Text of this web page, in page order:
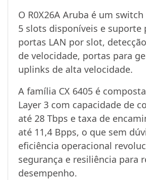
O R0X26A Aruba é um
5 slots disponíveis e suporte
portas LAN por slot,
de velocidade, portas para
uplinks de alta velocidade.
A família CX 6405 é
Layer 3 com capacidade de
até 28 Tbps e taxa de
até 11,4 Bpps, o que sem
eficiência operacional
segurança e resiliência para
desempenho.